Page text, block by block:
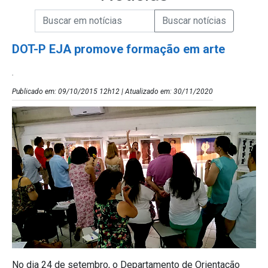
Campo de Busca de Notícias
Campo de Busca de informaçõesEnviar a Busca de Notícias
DOT-P EJA promove formação em arte
Publicado em: 09/10/2015 12h12 | Atualizado em: 30/11/2020
No dia 24 de setembro, o Departamento de Orientação